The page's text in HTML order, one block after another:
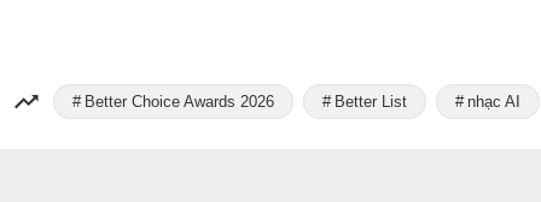
Better Choice Awards 2026 Better List nhạc AI